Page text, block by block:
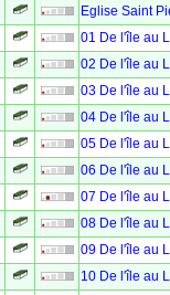
Eglise Saint
01 De l'île au
02 De l'île au
03 De l'île au
04 De l'île au
05 De l'île au
06 De l'île au
07 De l'île au
08 De l'île au
09 De l'île au
10 De l'île au